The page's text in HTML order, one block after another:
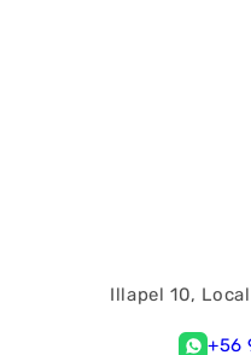
Illapel 10,
+56